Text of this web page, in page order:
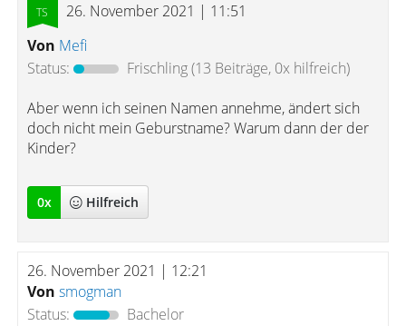
26. November 2021 | 11:51
Von Mefi
Status:
Frischling(13 Beiträge, 0x hilfreich)
Aber wenn ich seinen Namen annehme, ändert sich
doch nicht mein Geburstname? Warum dann der der
Kinder?
0x Hilfreich
26. November 2021 | 12:21
Von smogman
Status:
Bachelor